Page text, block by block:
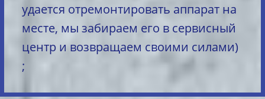
удается отремонтировать аппарат на
месте, мы забираем его в сервисный
центр и возвращаем своими силами)
;